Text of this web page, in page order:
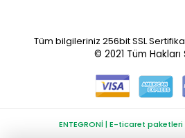
Tüm bilgileriniz 256bit SSL
© 2021 Tüm Hakları
ENTEGRONİ | E-ticaret paketleri